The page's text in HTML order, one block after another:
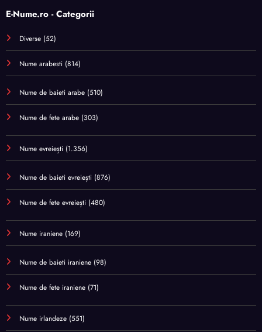
E-Nume.ro - Categorii
Diverse (52)
Nume arabesti (814)
Nume de baieti arabe (510)
Nume de fete arabe (303)
Nume evreiești (1.356)
Nume de baieti evreiești (876)
Nume de fete evreiești (480)
Nume iraniene (169)
Nume de baieti iraniene (98)
Nume de fete iraniene (71)
Nume irlandeze (551)